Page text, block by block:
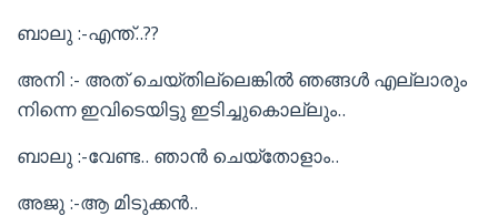
ബാലു :-എന്ത്..??
അനി :- അത് ചെയ്തില്ലെങ്കിൽ ഞങ്ങൾ എല്ലാരും
നിന്നെ ഇവിടെയിട്ടു ഇടിച്ചുകൊല്ലും..
ബാലു :-വേണ്ട.. ഞാൻ ചെയ്തോളാം..
അജു :-ആ മിടുക്കൻ..